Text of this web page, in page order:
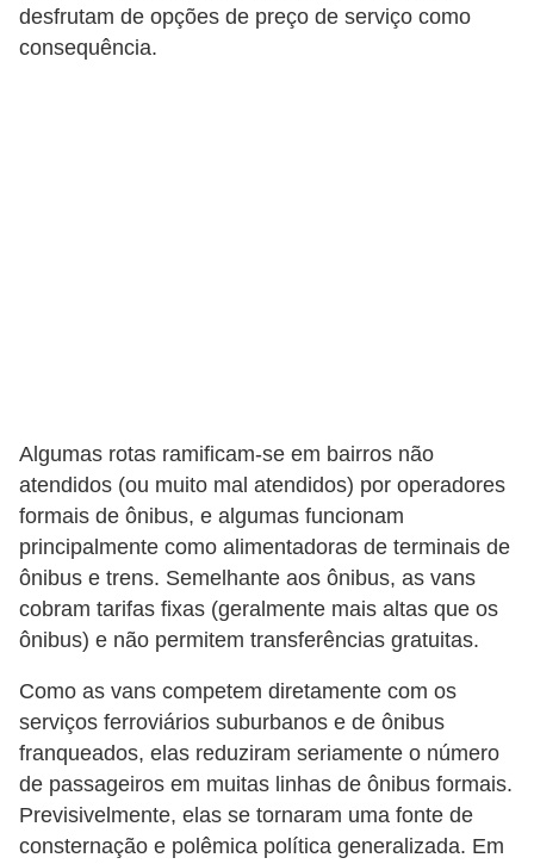
desfrutam de opções de preço de serviço como
consequência.
Algumas rotas ramificam-se em bairros não
atendidos (ou muito mal atendidos) por operadores
formais de ônibus, e algumas funcionam
principalmente como alimentadoras de terminais de
ônibus e trens. Semelhante aos ônibus, as vans
cobram tarifas fixas (geralmente mais altas que os
ônibus) e não permitem transferências gratuitas.
Como as vans competem diretamente com os
serviços ferroviários suburbanos e de ônibus
franqueados, elas reduziram seriamente o número
de passageiros em muitas linhas de ônibus formais.
Previsivelmente, elas se tornaram uma fonte de
consternação e polêmica política generalizada. Em
e
t
o
s
e
s
c
o
e
r
s